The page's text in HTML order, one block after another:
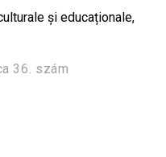
și educaționale,
36. szám